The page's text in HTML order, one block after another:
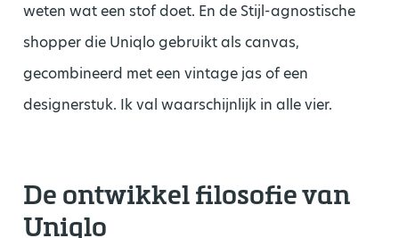
weten wat een stof doet. En de Stijl-agnostische
shopper die Uniqlo gebruikt als canvas,
gecombineerd met een vintage jas of een
designerstuk. Ik val waarschijnlijk in alle vier.
De ontwikkel filosofie van
Uniqlo